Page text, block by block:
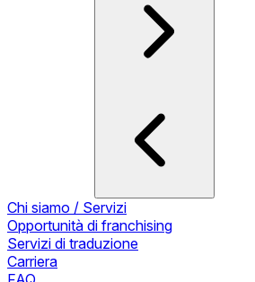
Chi siamo / Servizi
Opportunità di franchising
Servizi di traduzione
Carriera